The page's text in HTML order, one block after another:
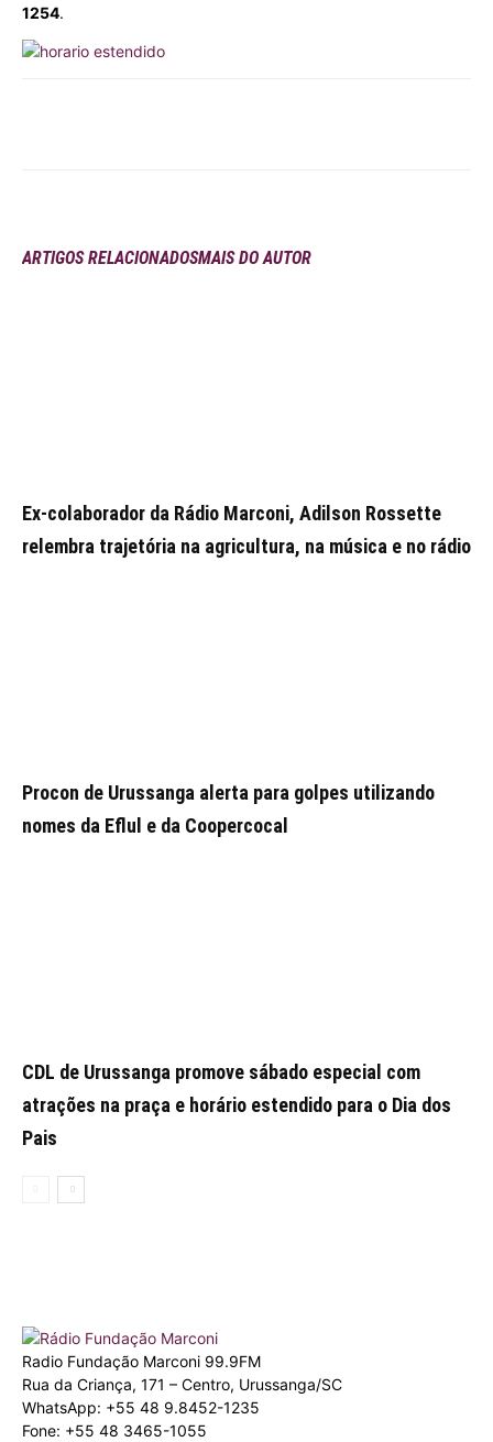
1254.
ARTIGOS RELACIONADOSMAIS DO AUTOR
Ex-colaborador da Rádio Marconi, Adilson Rossette
relembra trajetória na agricultura, na música e no rádio
Procon de Urussanga alerta para golpes utilizando
nomes da Eflul e da Coopercocal
CDL de Urussanga promove sábado especial com
atrações na praça e horário estendido para o Dia dos
Pais
Radio Fundação Marconi 99.9FM
Rua da Criança, 171 – Centro, Urussanga/SC
WhatsApp: +55 48 9.8452-1235
Fone: +55 48 3465-1055